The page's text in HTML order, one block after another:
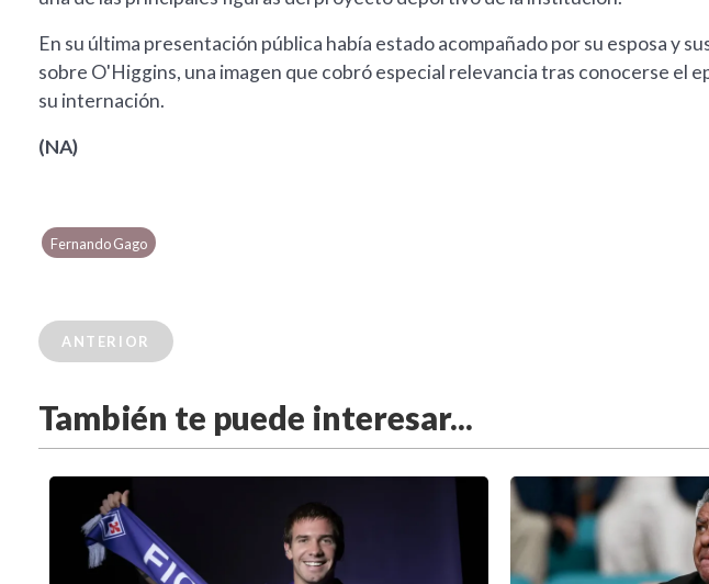
En su última presentación pública había estado acompañado por su esposa y
sobre O'Higgins, una imagen que cobró especial relevancia tras conocerse el
su internación.
(NA)
Fernando Gago
ANTERIOR
También te puede interesar...